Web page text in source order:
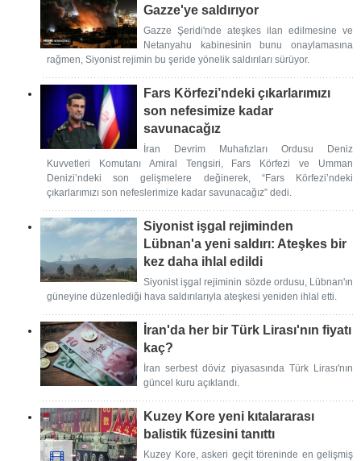
Gazze'ye saldırıyor
Gazze Şeridi'nde ateşkes ilan edilmesine ve
Netanyahu kabinesinin bunu onaylamasına
rağmen, Siyonist rejimin bu şeride yönelik saldırıları sürüyor.
Fars Körfezi’ndeki çıkarlarımızı
son nefesimize kadar
savunacağız
İran Devrim Muhafızları Ordusu Deniz
Kuvvetleri Komutanı Amiral Tengsiri, Fars Körfezi ve Umman
Denizi’ndeki son gelişmelere değinerek, “Fars Körfezi’ndeki
çıkarlarımızı son nefeslerimize kadar savunacağız” dedi.
Siyonist işgal rejiminden
Lübnan'a yeni saldırı: Ateşkes bir
kez daha ihlal edildi
Siyonist işgal rejiminin sözde ordusu, Lübnan'ın
güneyine düzenlediği hava saldırılarıyla ateşkesi yeniden ihlal etti.
İran'da her bir Türk Lirası'nın fiyatı
kaç?
İran serbest döviz piyasasında Türk Lirası'nın
güncel kuru açıklandı.
Kuzey Kore yeni kıtalararası
balistik füzesini tanıttı
Kuzey Kore, askeri geçit töreninde en gelişmiş